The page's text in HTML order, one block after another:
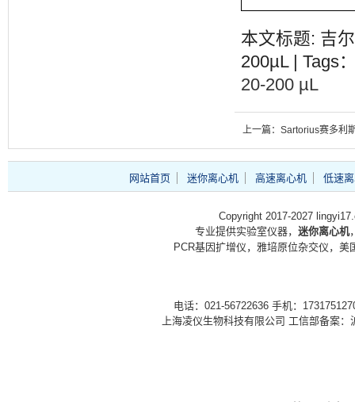
本文标题: 吉
200µL | Tags
20-200 µL
上一篇：Sartorius赛多利
5441307H4-OO-B
网站首页 迷你离心机 高速离心机 低速
Copyright 2017-2027
专业提供实验室仪器， 迷你离心机
PCR基因扩增仪，雅培原位杂交仪，
电话：021-56722636 手机：
上海凌仪生物科技有限公司 工信部备案：